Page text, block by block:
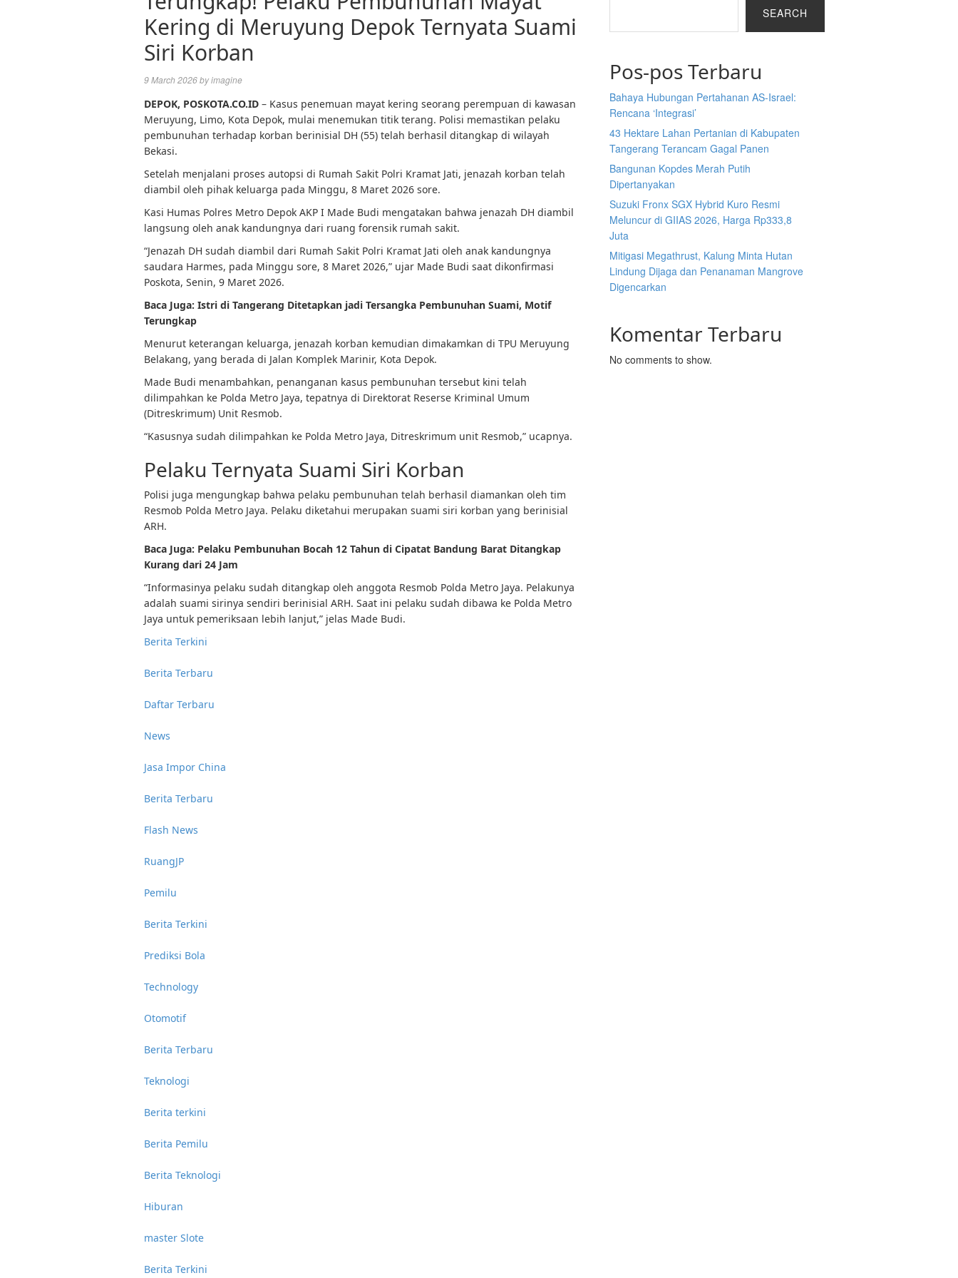
Kering di Meruyung Depok Ternyata Suami
Siri Korban
9 March 2026byimagine
DEPOK, POSKOTA.CO.ID – Kasus penemuan mayat kering seorang perempuan di kawasan
Meruyung, Limo, Kota Depok, mulai menemukan titik terang. Polisi memastikan pelaku
pembunuhan terhadap korban berinisial DH (55) telah berhasil ditangkap di wilayah
Bekasi.
Setelah menjalani proses autopsi di Rumah Sakit Polri Kramat Jati, jenazah korban telah
diambil oleh pihak keluarga pada Minggu, 8 Maret 2026 sore.
Kasi Humas Polres Metro Depok AKP I Made Budi mengatakan bahwa jenazah DH diambil
langsung oleh anak kandungnya dari ruang forensik rumah sakit.
“Jenazah DH sudah diambil dari Rumah Sakit Polri Kramat Jati oleh anak kandungnya
saudara Harmes, pada Minggu sore, 8 Maret 2026,” ujar Made Budi saat dikonfirmasi
Poskota, Senin, 9 Maret 2026.
Baca Juga: Istri di Tangerang Ditetapkan jadi Tersangka Pembunuhan Suami, Motif
Terungkap
Menurut keterangan keluarga, jenazah korban kemudian dimakamkan di TPU Meruyung
Belakang, yang berada di Jalan Komplek Marinir, Kota Depok.
Made Budi menambahkan, penanganan kasus pembunuhan tersebut kini telah
dilimpahkan ke Polda Metro Jaya, tepatnya di Direktorat Reserse Kriminal Umum
(Ditreskrimum) Unit Resmob.
“Kasusnya sudah dilimpahkan ke Polda Metro Jaya, Ditreskrimum unit Resmob,” ucapnya.
Pelaku Ternyata Suami Siri Korban
Polisi juga mengungkap bahwa pelaku pembunuhan telah berhasil diamankan oleh tim
Resmob Polda Metro Jaya. Pelaku diketahui merupakan suami siri korban yang berinisial
ARH.
Baca Juga: Pelaku Pembunuhan Bocah 12 Tahun di Cipatat Bandung Barat Ditangkap
Kurang dari 24 Jam
“Informasinya pelaku sudah ditangkap oleh anggota Resmob Polda Metro Jaya. Pelakunya
adalah suami sirinya sendiri berinisial ARH. Saat ini pelaku sudah dibawa ke Polda Metro
Jaya untuk pemeriksaan lebih lanjut,” jelas Made Budi.
Berita Terkini
Berita Terbaru
Daftar Terbaru
News
Jasa Impor China
Berita Terbaru
Flash News
RuangJP
Pemilu
Berita Terkini
Prediksi Bola
Technology
Otomotif
Berita Terbaru
Teknologi
Berita terkini
Berita Pemilu
Berita Teknologi
Hiburan
master Slote
Berita Terkini
SEARCH
Pos-pos Terbaru
Bahaya Hubungan Pertahanan AS-Israel:
Rencana ‘Integrasi’
43 Hektare Lahan Pertanian di Kabupaten
Tangerang Terancam Gagal Panen
Bangunan Kopdes Merah Putih
Dipertanyakan
Suzuki Fronx SGX Hybrid Kuro Resmi
Meluncur di GIIAS 2026, Harga Rp333,8
Juta
Mitigasi Megathrust, Kalung Minta Hutan
Lindung Dijaga dan Penanaman Mangrove
Digencarkan
Komentar Terbaru
No comments to show.